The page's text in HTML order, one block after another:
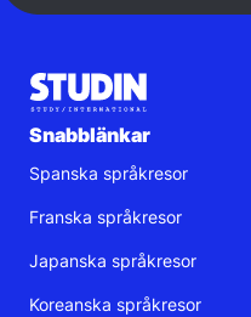
Snabblänkar
Spanska språkresor
Franska språkresor
Japanska språkresor
Koreanska språkresor